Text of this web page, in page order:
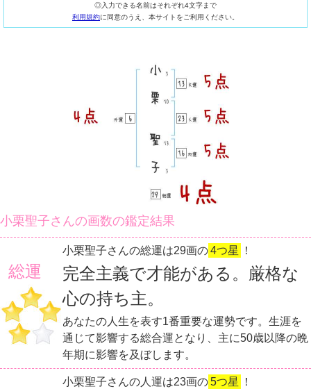
◎入力できる名前はそれぞれ4文字まで
利用規約に同意のうえ、本サイトをご利用ください。
小栗聖子さんの画数の鑑定結果
総運
小栗聖子さんの総運は29画の4つ星 ！
完全主義で才能がある。厳格な
心の持ち主。
あなたの人生を表す1番重要な運勢です。生涯を
通じて影響する総合運となり、主に50歳以降の晩
年期に影響を及ぼします。
小栗聖子さんの人運は23画の5つ星 ！